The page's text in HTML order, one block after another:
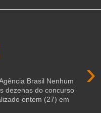
›
Brasil Nenhum
dezenas do concurso
ontem (27) em